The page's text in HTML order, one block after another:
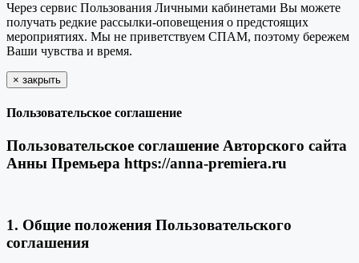
Через сервис Пользования Личными кабинетами Вы можете
получать редкие рассылки-оповещения о предстоящих
мероприятиях. Мы не приветствуем СПАМ, поэтому бережем
Ваши чувства и время.
× закрыть
Пользовательское соглашение
Пользовательское соглашение Авторского сайта
Анны Премьера https://anna-premiera.ru
1. Общие положения Пользовательского
соглашения